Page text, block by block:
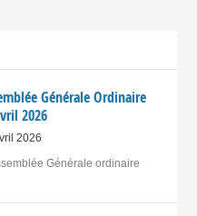
Générale Ordinaire
2026
2026
Générale ordinaire